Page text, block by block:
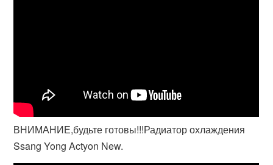
ВНИМАНИЕ,будьте готовы!!!Радиатор охлаждения
Ssang Yong Actyon New.